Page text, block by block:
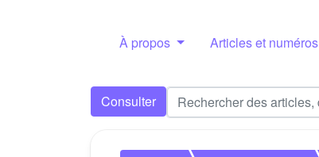
À propos Articles et numéros
Consulter